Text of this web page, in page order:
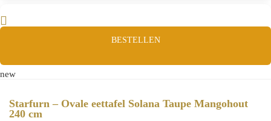
BESTELLEN
new
Starfurn – Ovale eettafel Solana Taupe Mangohout
240 cm